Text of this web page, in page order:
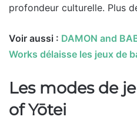
profondeur culturelle. Plus
Voir aussi : DAMON and
Works délaisse les jeux de
Les modes de
of Yōtei